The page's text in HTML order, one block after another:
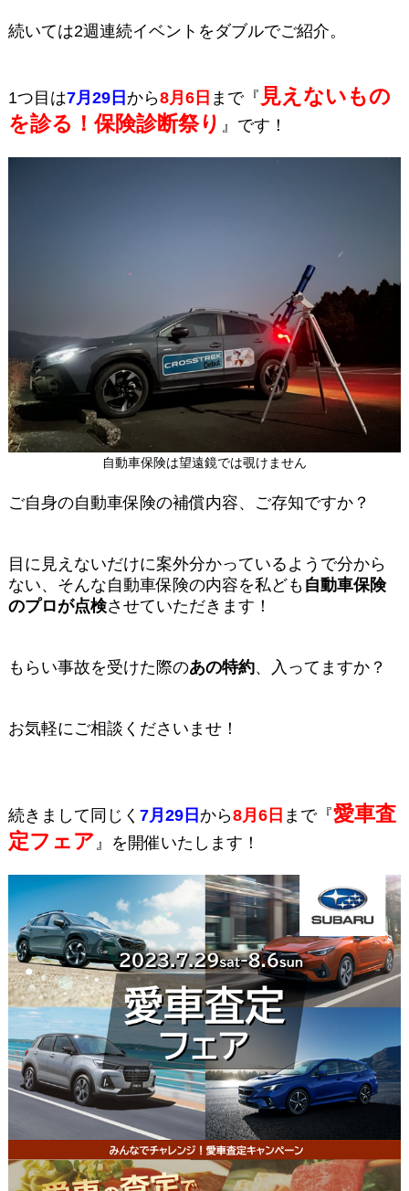
続いては2週連続イベントをダブルでご紹介。
1つ目は7月29日 から8月6日 まで『 見えないもの
を診る！保険診断祭り 』です！
自動車保険は望遠鏡では覗けません
ご自身の自動車保険の補償内容、ご存知ですか？
目に見えないだけに案外分かっているようで分から
ない、そんな自動車保険の内容を私ども 自動車保険
のプロが点検させていただきます！
もらい事故を受けた際のあの特約、入ってますか？
お気軽にご相談くださいませ！
続きまして同じく 7月29日 から8月6日 まで『愛車査
定フェア 』を開催いたします！